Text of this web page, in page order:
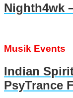
Nighth4wk
Musik Events
Indian
PsyTrance